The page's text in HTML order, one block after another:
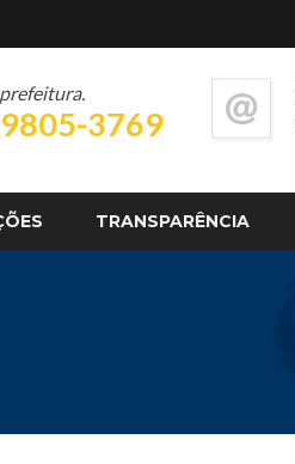
TRANSPARÊNCIA
3769